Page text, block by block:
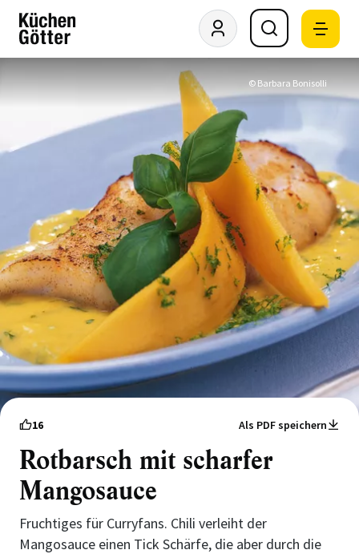
© Barbara Bonisolli
16 Als PDF speichern
Rotbarsch mit scharfer
Mangosauce
Fruchtiges für Curryfans. Chili verleiht der
Mangosauce einen Tick Schärfe, die aber durch die